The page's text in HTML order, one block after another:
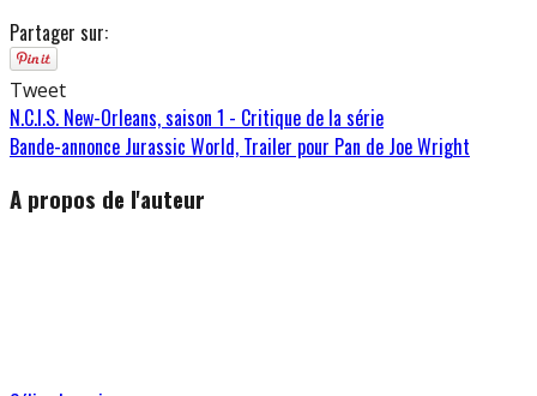
Partager sur:
Tweet
N.C.I.S. New-Orleans, saison 1 - Critique de la série
Bande-annonce Jurassic World, Trailer pour Pan de Joe Wright
A propos de l'auteur